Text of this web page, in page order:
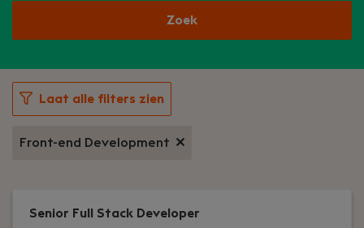
Zoek
Laat alle filters zien
Front-end Development
Senior Full Stack Developer